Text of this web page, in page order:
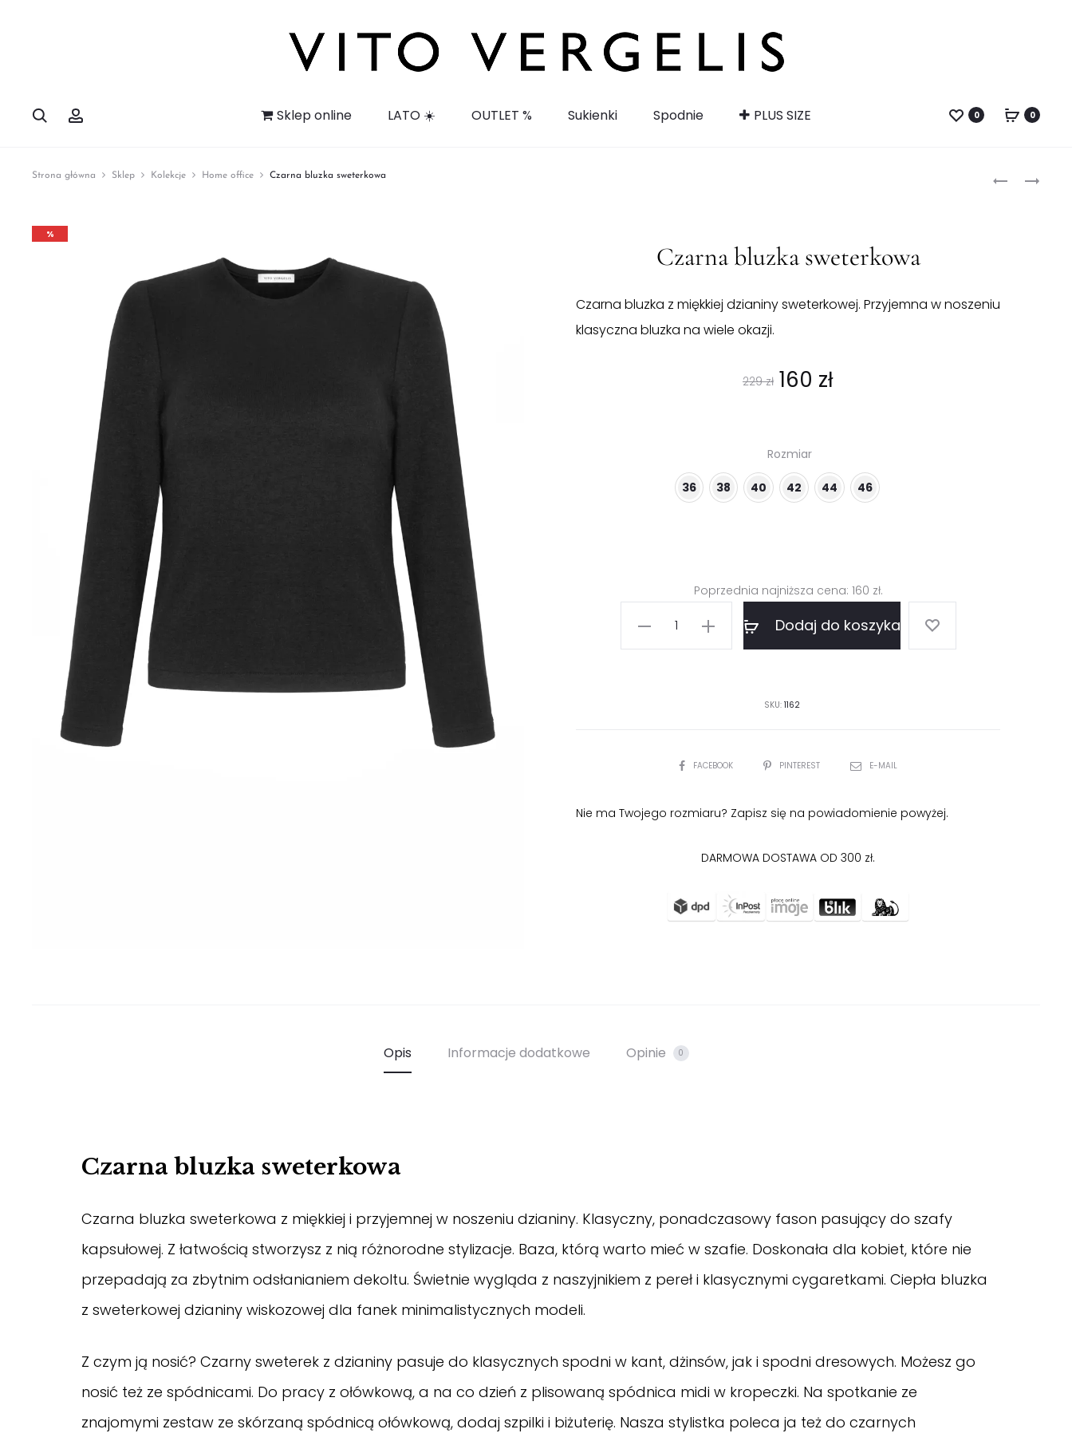
Szukaj Sklep online LATO ☀️ OUTLET % Sukienki Spodnie PLUS SIZE 0 0
Strona główna Sklep Kolekcje Home office Czarna bluzka sweterkowa
%
Czarna bluzka sweterkowa
Czarna bluzka z miękkiej dzianiny sweterkowej. Przyjemna w noszeniu
klasyczna bluzka na wiele okazji.
229zł Pierwotna
wynosiła:
229 zł.
160 złAktualna
160 zł.
Rozmiar
36 38 40 42 44 46
Poprzednia najniższa cena: 160 zł.
Dodaj do koszyka
SKU: 1162
PODZIELFACEBOOK PINTEREST E-MAIL
Nie ma Twojego rozmiaru? Zapisz się na powiadomienie powyżej.
DARMOWA DOSTAWA OD 300 zł.
Opis Informacje dodatkowe Opinie 0
Czarna bluzka sweterkowa
Czarna bluzka sweterkowa z miękkiej i przyjemnej w noszeniu dzianiny. Klasyczny, ponadczasowy fason pasujący do szafy
kapsułowej. Z łatwością stworzysz z nią różnorodne stylizacje. Baza, którą warto mieć w szafie. Doskonała dla kobiet, które nie
przepadają za zbytnim odsłanianiem dekoltu. Świetnie wygląda z naszyjnikiem z pereł i klasycznymi cygaretkami. Ciepła bluzka
z sweterkowej dzianiny wiskozowej dla fanek minimalistycznych modeli.
Z czym ją nosić? Czarny sweterek z dzianiny pasuje do klasycznych spodni w kant, dżinsów, jak i spodni dresowych. Możesz go
nosić też ze spódnicami. Do pracy z ołówkową, a na co dzień z plisowaną spódnica midi w kropeczki. Na spotkanie ze
znajomymi zestaw ze skórzaną spódnicą ołówkową, dodaj szpilki i biżuterię. Nasza stylistka poleca ja też do czarnych